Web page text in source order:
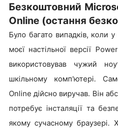
Безкоштовний
Online (остання
Було багато випадків, коли
моєї настільної версії
використовував чужий
шкільному комп'ютері.
Online дійсно виручав. Він
потребує інсталяції та
якому сучасному браузері.